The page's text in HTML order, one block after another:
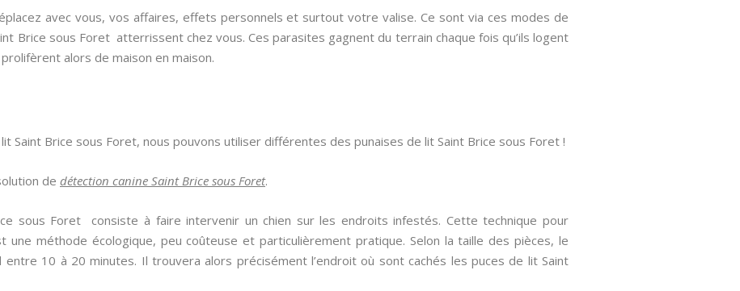
avec vous, vos affaires, effets personnels et surtout votre valise. Ce sont via ces modes de
Brice sous Foret atterrissent chez vous. Ces parasites gagnent du terrain chaque fois qu’ils logent
alors de maison en maison.
Saint Brice sous Foret, nous pouvons utiliser différentes des punaises de lit Saint Brice sous Foret !
de détection canine Saint Brice sous Foret.
sous Foretconsiste à faire intervenir un chien sur les endroits infestés. Cette technique pour
une méthode écologique, peu coûteuse et particulièrement pratique. Selon la taille des pièces, le
10 à 20 minutes. Il trouvera alors précisément l’endroit où sont cachés les puces de lit Saint